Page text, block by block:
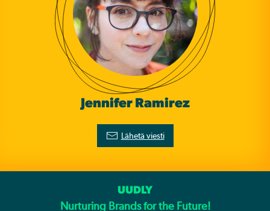
Jennifer Ramirez
Lähetä viesti
UUDLY
Nurturing Brands for the Future!